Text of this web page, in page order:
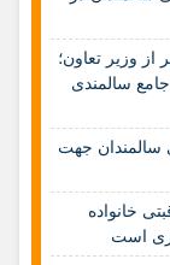
از وزیر تعاون؛
جامع سالمندی
سالمندان جهت
خانواده
است